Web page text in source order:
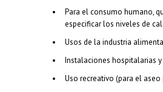
Para el consumo humano,
especificar los niveles de
Usos de la industria
Instalaciones hospitalarias
Uso recreativo (para el aseo